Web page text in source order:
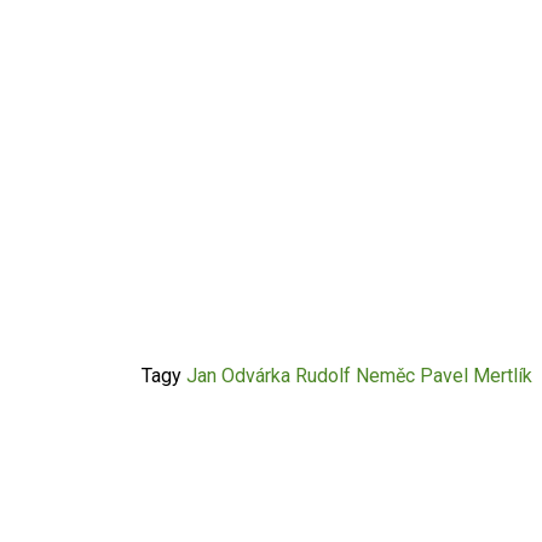
Tagy Jan Odvárka Rudolf Neměc Pavel Mertlík